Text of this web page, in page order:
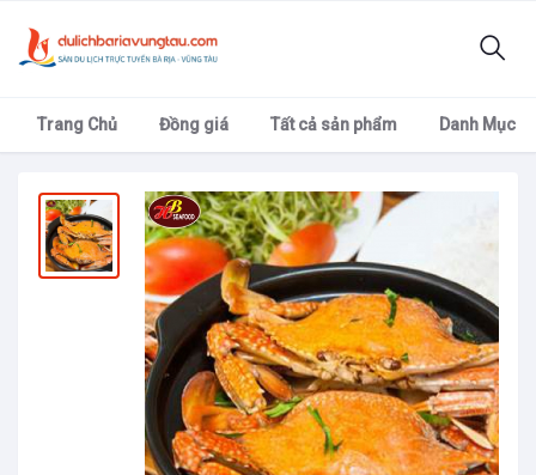
Trang Chủ Đồng giá Tất cả sản phẩm Danh Mục